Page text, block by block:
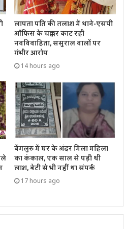
मोदी के मार्गदर्शन में उत्तराखंड
रिफॉर्म एवं परफॉर्म की
उन्होंने कहा कि केन्द्र व राज्य
छोर पर खड़े व्यक्ति को मुख्यधारा
में चलाया गया। भारत ने इस
देने का काम किया तथा 20 करोड़
का उल्लेख करते हुये कहा कि
तहत मुफ़्त में राशन वितरित किया जा
नरेंद्र मोदी के नेतृत्व में हम उत्तराखंड
ओर अग्रसर हैं।
’निशंक’ ने सभी प्रतिनिधियों के
लापता पति की तलाश में थाने-एसपी
ऑफिस के चक्कर काट रही
नवविवाहिता, ससुराल वालों पर
गंभीर आरोप
14 hours ago
बेंगलुरु में घर के अंदर मिला महिला
का कंकाल, एक साल से पड़ी थी
लाश, बेटी से भी नहीं था संपर्क
17 hours ago